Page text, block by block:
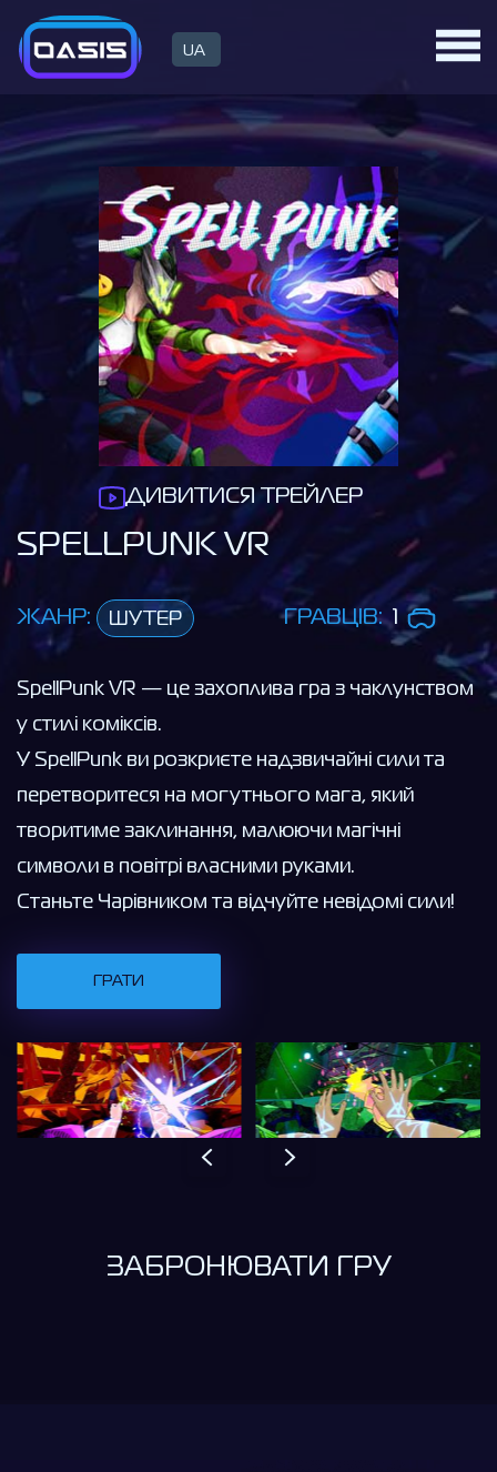
UA
ДИВИТИСЯ ТРЕЙЛЕР
SPELLPUNK VR
ЖАНР: ШУТЕР ГРАВЦІВ:
SpellPunk VR — це захоплива гра з чаклунством
у стилі коміксів.
У SpellPunk ви розкриєте надзвичайні сили та
перетворитеся на могутнього мага, який
творитиме заклинання, малюючи магічні
символи в повітрі власними руками.
Cтаньте Чарівником та відчуйте невідомі сили!
ГРАТИ
ЗАБРОНЮВАТИ ГРУ